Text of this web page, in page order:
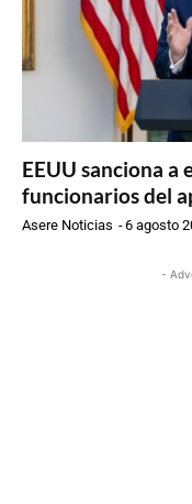
EEUU sanciona a
funcionarios del
Asere Noticias -6 agosto
-